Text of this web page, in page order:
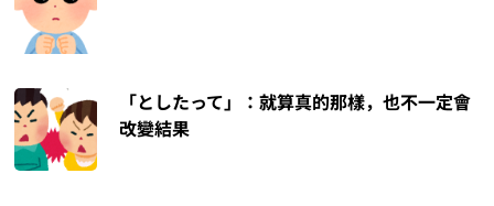
「としたって」：就算真的那樣，也不一定會
改變結果